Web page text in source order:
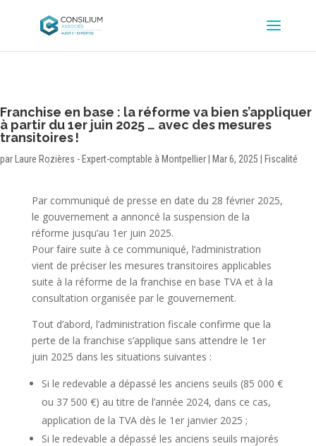
Franchise en base : la réforme va bien s’appliquer
à partir du 1er juin 2025 … avec des mesures
transitoires !
par Laure Rozières - Expert-comptable à Montpellier Mar 6, 2025 Fiscalité
Par communiqué de presse en date du 28 février 2025,
le gouvernement a annoncé la suspension de la
réforme jusqu’au 1er juin 2025.
Pour faire suite à ce communiqué, l’administration
vient de préciser les mesures transitoires applicables
suite à la réforme de la franchise en base TVA et à la
consultation organisée par le gouvernement.
Tout d’abord, l’administration fiscale confirme que la
perte de la franchise s’applique sans attendre le 1er
juin 2025 dans les situations suivantes :
Si le redevable a dépassé les anciens seuils (85 000 €
ou 37 500 €) au titre de l’année 2024, dans ce cas,
application de la TVA dès le 1er janvier 2025 ;
Si le redevable a dépassé les anciens seuils majorés